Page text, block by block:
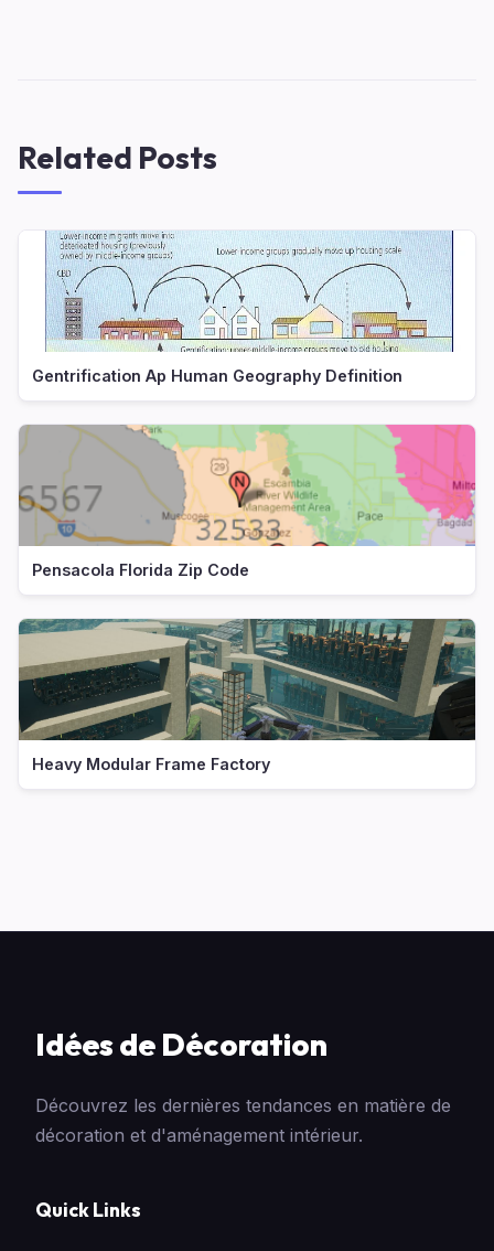
Related Posts
Gentrification Ap Human Geography Definition
Pensacola Florida Zip Code
Heavy Modular Frame Factory
Idées de Décoration
Découvrez les dernières tendances en matière de
décoration et d'aménagement intérieur.
Quick Links